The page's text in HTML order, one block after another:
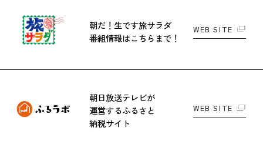
朝だ！生です旅サラダ
番組情報はこちらまで！
WEB SITE
朝日放送テレビが
運営するふるさと
納税サイト
WEB SITE